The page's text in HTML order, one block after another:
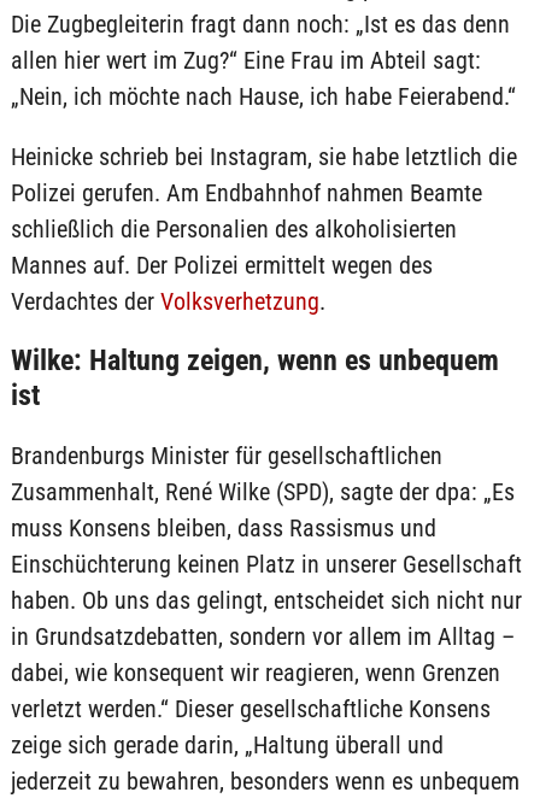
Die Zugbegleiterin fragt dann noch: „Ist es das denn
allen hier wert im Zug?“ Eine Frau im Abteil sagt:
„Nein, ich möchte nach Hause, ich habe Feierabend.“
Heinicke schrieb bei Instagram, sie habe letztlich die
Polizei gerufen. Am Endbahnhof nahmen Beamte
schließlich die Personalien des alkoholisierten
Mannes auf. Der Polizei ermittelt wegen des
Verdachtes der Volksverhetzung.
Wilke: Haltung zeigen, wenn es unbequem
ist
Brandenburgs Minister für gesellschaftlichen
Zusammenhalt, René Wilke (SPD), sagte der dpa: „Es
muss Konsens bleiben, dass Rassismus und
Einschüchterung keinen Platz in unserer Gesellschaft
haben. Ob uns das gelingt, entscheidet sich nicht nur
in Grundsatzdebatten, sondern vor allem im Alltag –
dabei, wie konsequent wir reagieren, wenn Grenzen
verletzt werden.“ Dieser gesellschaftliche Konsens
zeige sich gerade darin, „Haltung überall und
jederzeit zu bewahren, besonders wenn es unbequem